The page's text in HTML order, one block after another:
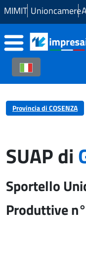
Skip to Main Content
MIMIT Unioncamere
Provincia di COSENZA
SUAP di
Sportello
Produttive